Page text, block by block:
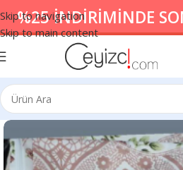
Skip to navigation
Skip to main content
%25 İNDİRİMİNDE